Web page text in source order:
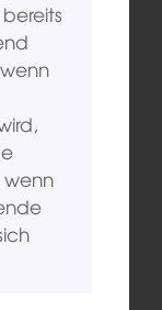
wenn